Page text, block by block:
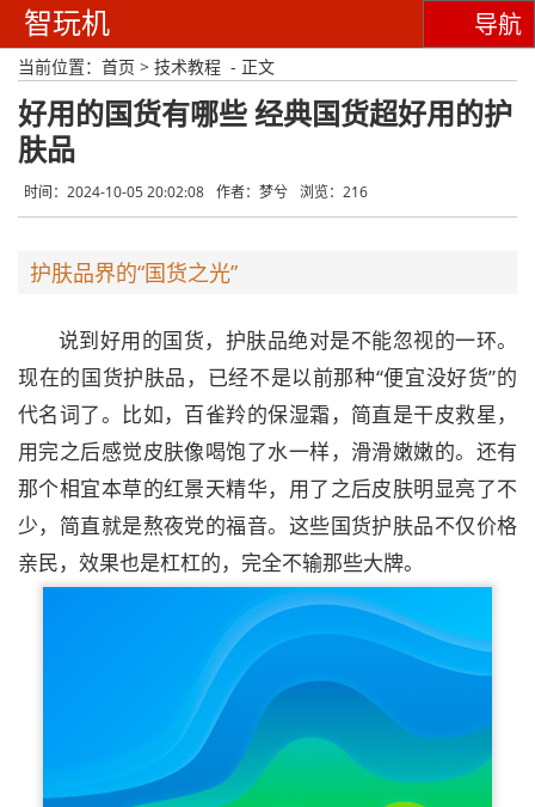
智玩机 导航
当前位置： 首页 > 技术教程 - 正文
好用的国货有哪些 经典国货超好用的护
肤品
时间：2024-10-05 20:02:08 作者：梦兮 浏览：216
护肤品界的“国货之光”
说到好用的国货，护肤品绝对是不能忽视的一环。
现在的国货护肤品，已经不是以前那种“便宜没好货”的
代名词了。比如，百雀羚的保湿霜，简直是干皮救星，
用完之后感觉皮肤像喝饱了水一样，滑滑嫩嫩的。还有
那个相宜本草的红景天精华，用了之后皮肤明显亮了不
少，简直就是熬夜党的福音。这些国货护肤品不仅价格
亲民，效果也是杠杠的，完全不输那些大牌。